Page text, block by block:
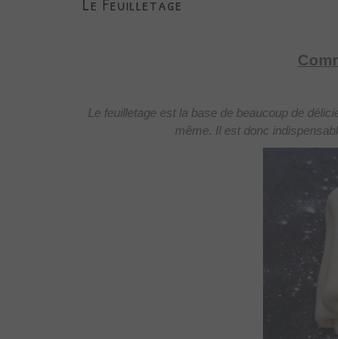
Le feuilletage est la base de beaucoup de
même. Il est donc